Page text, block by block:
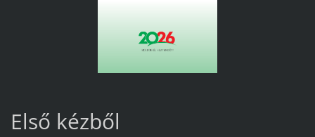
Első kézből